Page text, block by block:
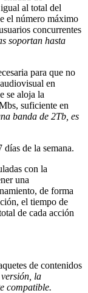
al total del
el número máximo
concurrentes
soportan hasta
para que no
en
se aloja la
suficiente en
banda de 2Tb, es
de la semana.
con la
una
de forma
el tiempo de
de cada acción
de contenidos
la
compatible.